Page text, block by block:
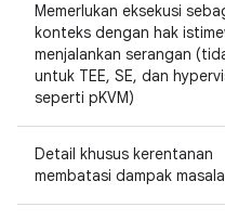
Memerlukan eksekusi
konteks dengan hak
menjalankan serangan
untuk TEE, SE, dan
seperti pKVM)
Detail khusus kerentanan
membatasi dampak